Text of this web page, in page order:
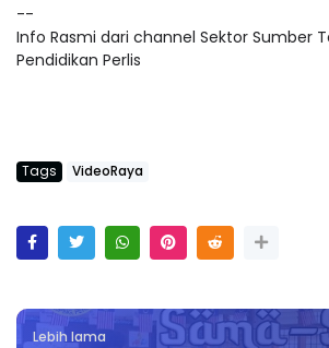
--
Info Rasmi dari channel Sektor Sumber
Pendidikan Perlis
Tags VideoRaya
Lebih lama